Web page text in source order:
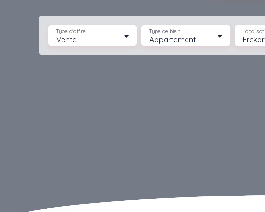
Vente
Type d'offre
Appartement
Type de bien